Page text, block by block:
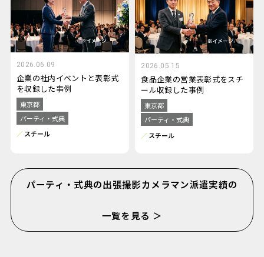
2026.06.09
企業の社内イベントと表彰式
を収録した事例
東京都
パーティ・式典
スチール
2026.05.15
食品企業の営業表彰式をスチ
ール収録した事例
東京都
パーティ・式典
スチール
パーティ・式典の出張撮影カメラマン派遣実績の
一覧を見る ＞